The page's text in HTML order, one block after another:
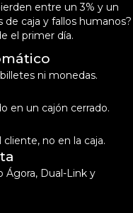
entre un 3% y un
de caja y fallos humanos?
el primer día.
ni monedas.
en un cajón cerrado.
no en la caja.
Ágora, Dual-Link y